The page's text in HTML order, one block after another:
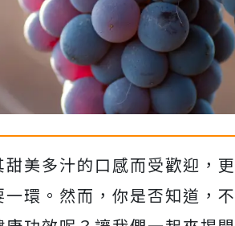
美多汁的口感而受歡迎，更
環。然而，你是否知道，不